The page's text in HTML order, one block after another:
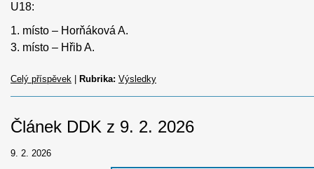
U18:
1. místo – Horňáková A.
3. místo – Hřib A.
Celý příspěvek Rubrika: Výsledky
Článek DDK z 9. 2. 2026
9. 2. 2026